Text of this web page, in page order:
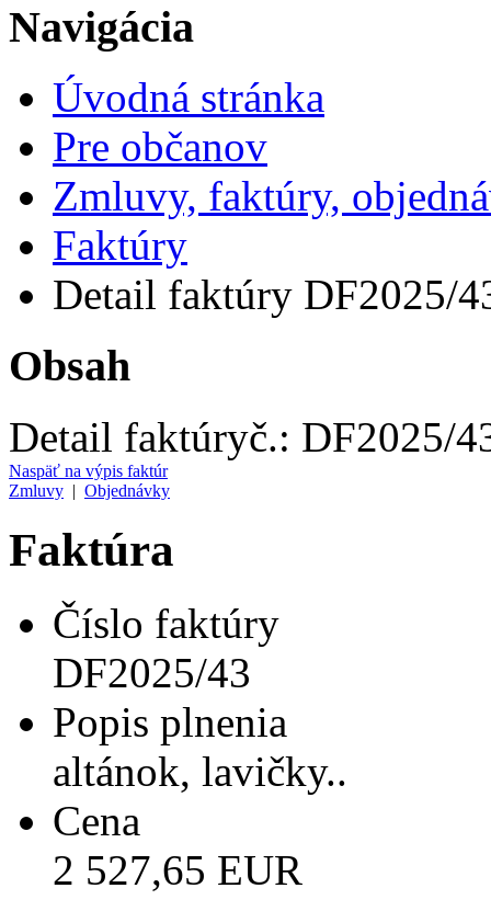
Navigácia
Úvodná stránka
Pre občanov
Zmluvy, faktúry,
Faktúry
Detail faktúry DF2025/
Obsah
Detail faktúryč.: DF2025/
Naspäť na výpis faktúr
Zmluvy | Objednávky
Faktúra
Číslo faktúry
DF2025/43
Popis plnenia
altánok, lavičky..
Cena
2 527,65 EUR